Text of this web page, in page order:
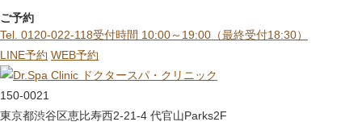
ご予約
Tel. 0120-022-118受付時間 10:00～19:00（最終受付18:30）
LINE予約 WEB予約
ドクタースパ・クリニック
150-0021
東京都渋谷区恵比寿西2-21-4 代官山Parks2F